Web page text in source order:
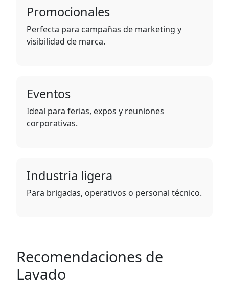
Promocionales
Perfecta para campañas de marketing y
visibilidad de marca.
Eventos
Ideal para ferias, expos y reuniones
corporativas.
Industria ligera
Para brigadas, operativos o personal técnico.
Recomendaciones de
Lavado